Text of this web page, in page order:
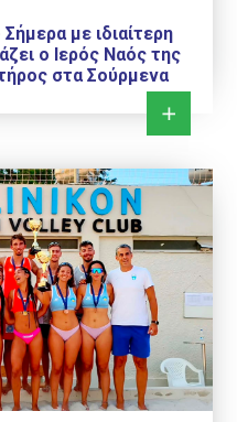
με ιδιαίτερη
ο Ιερός Ναός της
στα Σούρμενα